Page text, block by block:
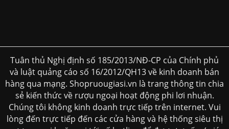
Tuân thủ Nghị định số 185/2013/NĐ-CP của Chính phủ
và luật quảng cáo số 16/2012/QH13 về kinh doanh bán
hàng qua mạng. Shopruougiasi.vn là trang thông tin chia
sẻ kiến thức về rượu ngoại hoạt động phi lơi nhuận.
Chúng tôi không kinh doanh trực tiếp trên internet. Vui
lòng đến trực tiếp đến các cửa hàng và hệ thống siêu thị